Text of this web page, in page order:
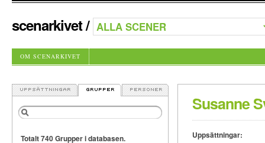
scenarkivet/
OM SCENARKIVET
Susanne
Uppsättningar:
Totalt 740 Grupper i databasen.